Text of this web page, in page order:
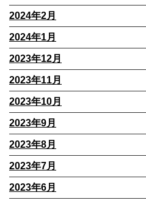
2024年2月
2024年1月
2023年12月
2023年11月
2023年10月
2023年9月
2023年8月
2023年7月
2023年6月